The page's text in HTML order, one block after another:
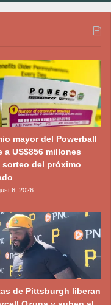
mayor del Powerball
a US$856 millones
sorteo del próximo
6, 2026
de Pittsburgh liberan